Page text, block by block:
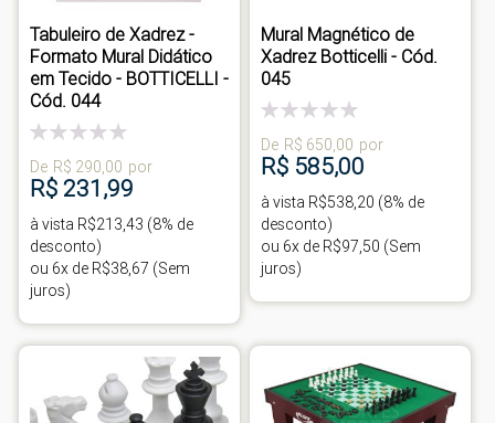
Tabuleiro de Xadrez -
Formato Mural Didático
em Tecido - BOTTICELLI -
Cód. 044
Classificação:
De R$ 290,00 por
R$ 231,99
à vista R$213,43 (8% de
desconto)
ou 6x de R$38,67 (Sem
juros)
Mural Magnético de
Xadrez Botticelli - Cód.
045
Classificação:
De R$ 650,00 por
R$ 585,00
à vista R$538,20 (8% de
desconto)
ou 6x de R$97,50 (Sem
juros)